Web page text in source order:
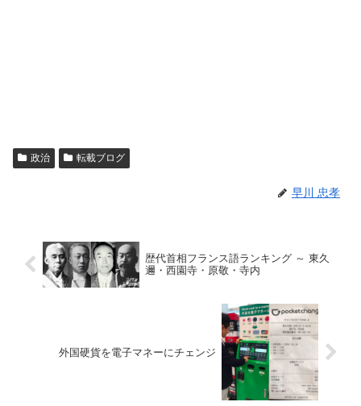
政治 転載ブログ
早川 忠孝
歴代首相フランス語ランキング ～ 東久
邇・西園寺・原敬・寺内
外国硬貨を電子マネーにチェンジ